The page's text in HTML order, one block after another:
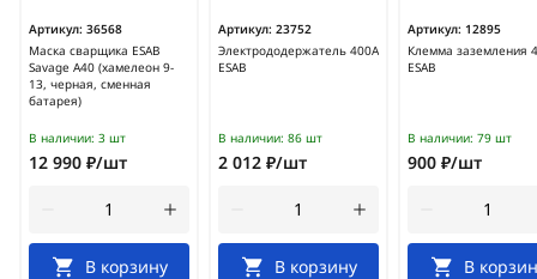
Артикул: 36568
Маска сварщика ESAB
Savage A40 (хамелеон 9-
13, черная, сменная
батарея)
В наличии: 3 шт
12 990 ₽/шт
В корзину
Артикул: 23752
Электрододержатель 400А
ESAB
В наличии: 86 шт
2 012 ₽/шт
В корзину
Артикул: 12895
Клемма заземления
ESAB
В наличии: 79 шт
900 ₽/шт
В